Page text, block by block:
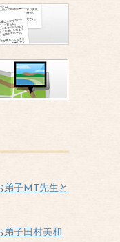
弟子MT先生と
弟子田村美和